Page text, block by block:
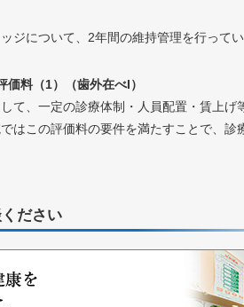
ジについて、2年間の維持管理を行ってい
料（1）（歯外在べI）
て、一定の診療体制・人員配置・賃上げ
はこの評価料の要件を満たすことで、
ださい